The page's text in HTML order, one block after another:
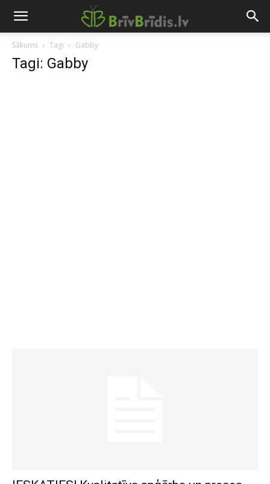
Sākums Tagi Gabby
Tagi: Gabby